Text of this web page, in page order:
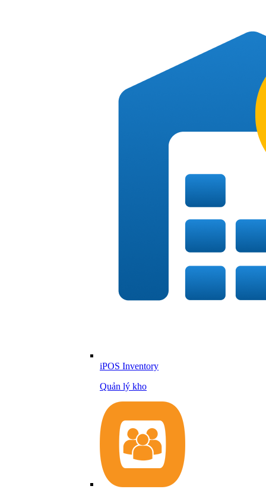
iPOS Inventory
Quản lý kho